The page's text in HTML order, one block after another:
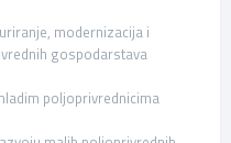
modernizacija i
gospodarstava
poljoprivrednicima